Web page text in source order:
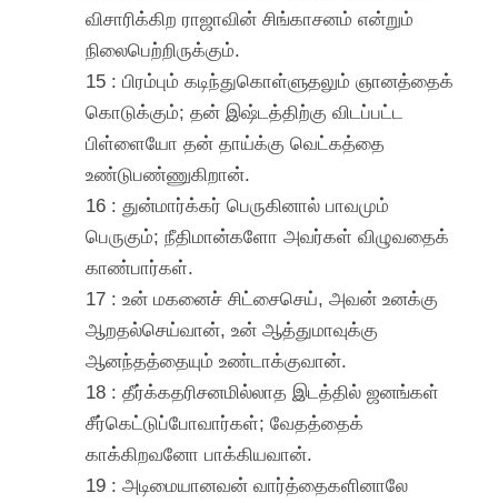
விசாரிக்கிற ராஜாவின் சிங்காசனம் என்றும்
நிலைபெற்றிருக்கும்.
15 : பிரம்பும் கடிந்துகொள்ளுதலும் ஞானத்தைக்
கொடுக்கும்; தன் இஷ்டத்திற்கு விடப்பட்ட
பிள்ளையோ தன் தாய்க்கு வெட்கத்தை
உண்டுபண்ணுகிறான்.
16 : துன்மார்க்கர் பெருகினால் பாவமும்
பெருகும்; நீதிமான்களோ அவர்கள் விழுவதைக்
காண்பார்கள்.
17 : உன் மகனைச் சிட்சைசெய், அவன் உனக்கு
ஆறதல்செய்வான், உன் ஆத்துமாவுக்கு
ஆனந்தத்தையும் உண்டாக்குவான்.
18 : தீர்க்கதரிசனமில்லாத இடத்தில் ஜனங்கள்
சீர்கெட்டுப்போவார்கள்; வேதத்தைக்
காக்கிறவனோ பாக்கியவான்.
19 : அடிமையானவன் வார்த்தைகளினாலே